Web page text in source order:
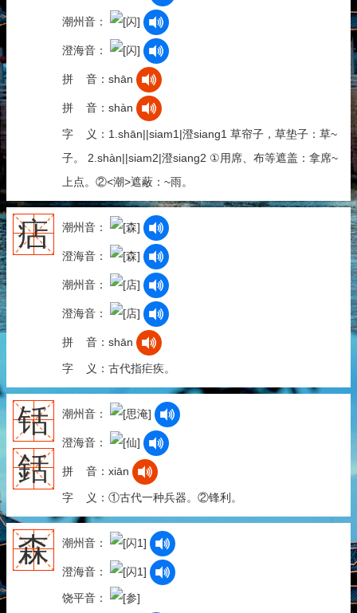
潮州音：
澄海音：
拼 音：shān
拼 音：shàn
字 义：1.shān||siam1|澄siang1 草帘子，草垫子：草~
子。 2.shàn||siam2|澄siang2 ①用席、布等遮盖：拿席~
上点。②<潮>遮蔽：~雨。
痁 潮州音：
澄海音：
潮州音：
澄海音：
拼 音：shān
字 义：古代指疟疾。
铦
銛
潮州音：
澄海音：
拼 音：xiān
字 义：①古代一种兵器。②锋利。
森 潮州音：
澄海音：
饶平音：